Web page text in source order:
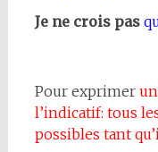
Je ne crois pas
Pour exprimer
l’indicatif: tous
possibles tant